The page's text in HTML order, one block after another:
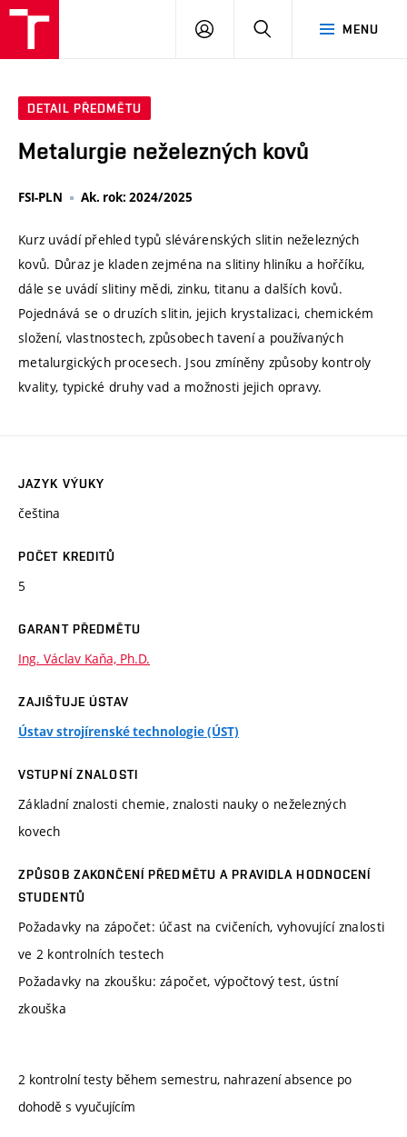
MENU
PŘIHLÁSIT
DETAIL PŘEDMĚTU
Metalurgie neželezných kovů
FSI-PLN Ak. rok: 2024/2025
Kurz uvádí přehled typů slévárenských slitin neželezných
kovů. Důraz je kladen zejména na slitiny hliníku a hořčíku,
dále se uvádí slitiny mědi, zinku, titanu a dalších kovů.
Pojednává se o druzích slitin, jejich krystalizaci, chemickém
složení, vlastnostech, způsobech tavení a používaných
metalurgických procesech. Jsou zmíněny způsoby kontroly
kvality, typické druhy vad a možnosti jejich opravy.
JAZYK VÝUKY
čeština
POČET KREDITŮ
5
GARANT PŘEDMĚTU
Ing. Václav Kaňa, Ph.D.
ZAJIŠŤUJE ÚSTAV
Ústav strojírenské technologie (ÚST)
VSTUPNÍ ZNALOSTI
Základní znalosti chemie, znalosti nauky o neželezných
kovech
ZPŮSOB ZAKONČENÍ PŘEDMĚTU A PRAVIDLA HODNOCENÍ
STUDENTŮ
Požadavky na zápočet: účast na cvičeních, vyhovující znalosti
ve 2 kontrolních testech
Požadavky na zkoušku: zápočet, výpočtový test, ústní
zkouška
2 kontrolní testy během semestru, nahrazení absence po
dohodě s vyučujícím